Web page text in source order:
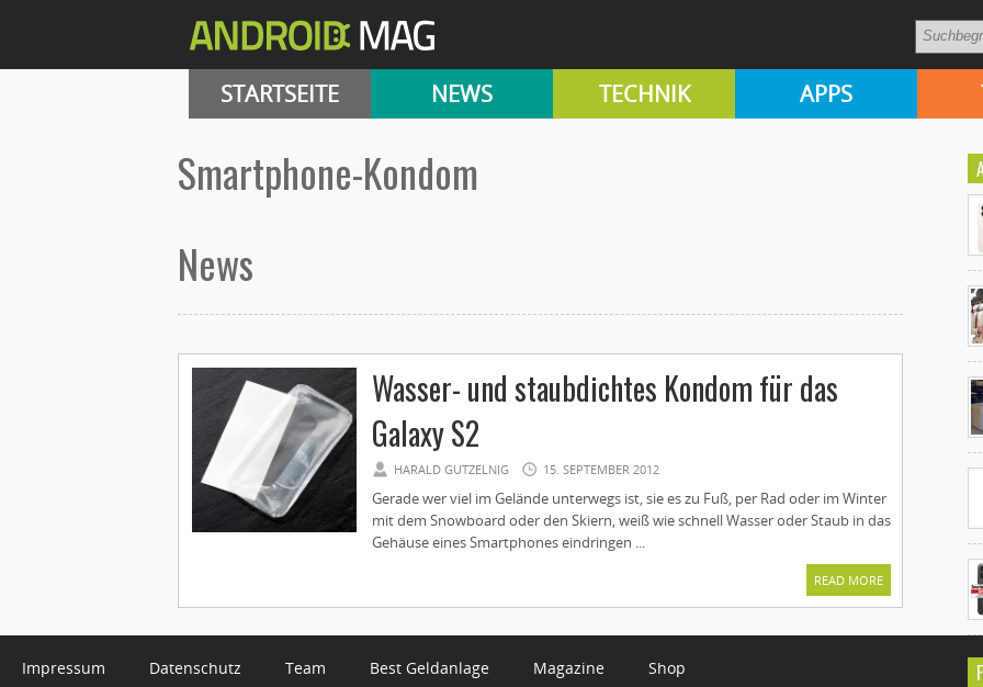
STARTSEITE NEWS TECHNIK APPS
Smartphone-Kondom
News
Wasser- und staubdichtes Kondom für das
Galaxy S2
HARALD GUTZELNIG 15. SEPTEMBER 2012
Gerade wer viel im Gelände unterwegs ist, sie es zu Fuß, per Rad oder im Winter
mit dem Snowboard oder den Skiern, weiß wie schnell Wasser oder Staub in das
Gehäuse eines Smartphones eindringen ...
READ MORE
Impressum Datenschutz Team Best Geldanlage Magazine Shop